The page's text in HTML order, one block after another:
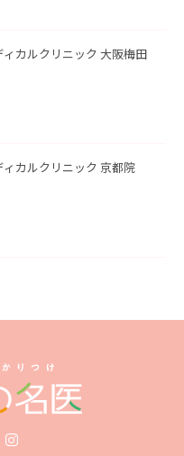
ィカルクリニック 大阪梅田
ィカルクリニック 京都院